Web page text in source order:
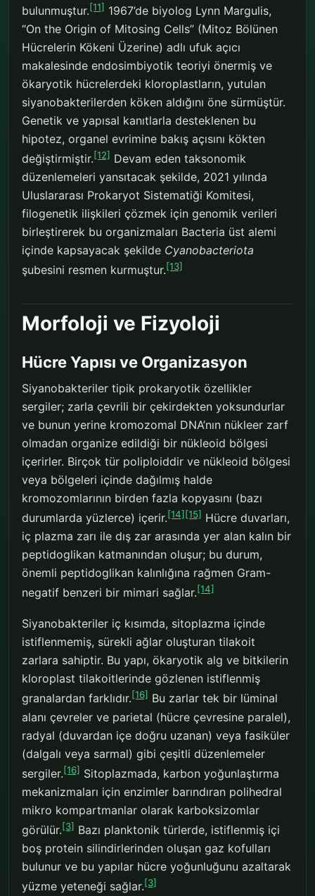
bulunmuştur.[11] 1967’de biyolog Lynn Margulis,
“On the Origin of Mitosing Cells” (Mitoz Bölünen
Hücrelerin Kökeni Üzerine) adlı ufuk açıcı
makalesinde endosimbiyotik teoriyi önermiş ve
ökaryotik hücrelerdeki kloroplastların, yutulan
siyanobakterilerden köken aldığını öne sürmüştür.
Genetik ve yapısal kanıtlarla desteklenen bu
hipotez, organel evrimine bakış açısını kökten
değiştirmiştir.[12] Devam eden taksonomik
düzenlemeleri yansıtacak şekilde, 2021 yılında
Uluslararası Prokaryot Sistematiği Komitesi,
filogenetik ilişkileri çözmek için genomik verileri
birleştirerek bu organizmaları Bacteria üst alemi
içinde kapsayacak şekilde Cyanobacteriota
şubesini resmen kurmuştur.[13]
Morfoloji ve Fizyoloji
Hücre Yapısı ve Organizasyon
Siyanobakteriler tipik prokaryotik özellikler
sergiler; zarla çevrili bir çekirdekten yoksundurlar
ve bunun yerine kromozomal DNA’nın nükleer zarf
olmadan organize edildiği bir nükleoid bölgesi
içerirler. Birçok tür poliploiddir ve nükleoid bölgesi
veya bölgeleri içinde dağılmış halde
kromozomlarının birden fazla kopyasını (bazı
durumlarda yüzlerce) içerir.[14][15] Hücre duvarları,
iç plazma zarı ile dış zar arasında yer alan kalın bir
peptidoglikan katmanından oluşur; bu durum,
önemli peptidoglikan kalınlığına rağmen Gram-
negatif benzeri bir mimari sağlar.[14]
Siyanobakteriler iç kısımda, sitoplazma içinde
istiflenmemiş, sürekli ağlar oluşturan tilakoit
zarlara sahiptir. Bu yapı, ökaryotik alg ve bitkilerin
kloroplast tilakoitlerinde gözlenen istiflenmiş
granalardan farklıdır.[16] Bu zarlar tek bir lüminal
alanı çevreler ve parietal (hücre çevresine paralel),
radyal (duvardan içe doğru uzanan) veya fasiküler
(dalgalı veya sarmal) gibi çeşitli düzenlemeler
sergiler.[16] Sitoplazmada, karbon yoğunlaştırma
mekanizmaları için enzimler barındıran polihedral
mikro kompartmanlar olarak karboksizomlar
görülür.[3] Bazı planktonik türlerde, istiflenmiş içi
boş protein silindirlerinden oluşan gaz kofulları
bulunur ve bu yapılar hücre yoğunluğunu azaltarak
yüzme yeteneği sağlar.[3]